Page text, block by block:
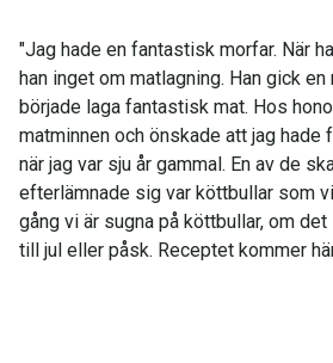
"Jag hade en fantastisk morfar. När
han inget om matlagning. Han gick
började laga fantastisk mat. Hos
matminnen och önskade att jag hade
när jag var sju år gammal. En av de
efterlämnade sig var köttbullar som
gång vi är sugna på köttbullar, om
till jul eller påsk. Receptet kommer